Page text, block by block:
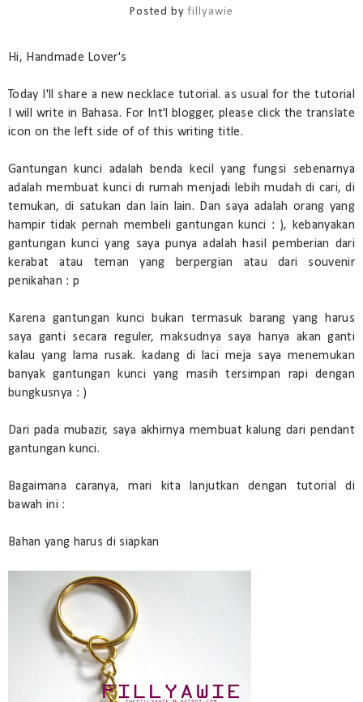
Posted byfillyawie
Hi, Handmade Lover's
Today I'll share a new necklace tutorial. as usual for the tutorial
I will write in Bahasa. For Int'l blogger, please click the translate
icon on the left side of of this writing title.
Gantungan kunci adalah benda kecil yang fungsi sebenarnya
adalah membuat kunci di rumah menjadi lebih mudah di cari, di
temukan, di satukan dan lain lain. Dan saya adalah orang yang
hampir tidak pernah membeli gantungan kunci : ), kebanyakan
gantungan kunci yang saya punya adalah hasil pemberian dari
kerabat atau teman yang berpergian atau dari souvenir
penikahan : p
Karena gantungan kunci bukan termasuk barang yang harus
saya ganti secara reguler, maksudnya saya hanya akan ganti
kalau yang lama rusak. kadang di laci meja saya menemukan
banyak gantungan kunci yang masih tersimpan rapi dengan
bungkusnya : )
Dari pada mubazir, saya akhirnya membuat kalung dari pendant
gantungan kunci.
Bagaimana caranya, mari kita lanjutkan dengan tutorial di
bawah ini :
Bahan yang harus di siapkan